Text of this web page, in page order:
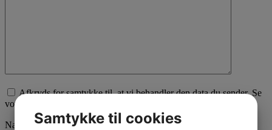
Afkryds for samtykke til, at vi behandler den data du sender. Se
vores
Navn Samtykke til cookies